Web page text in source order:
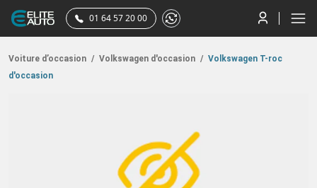
01 64 57 20 00
Voiture d’occasion / Volkswagen d'occasion / Volkswagen T-roc
d'occasion